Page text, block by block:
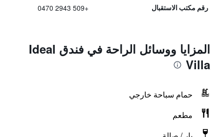
رقم مكتب الاستقبال +509 2943 0470
المزايا ووسائل الراحة في فندق Ideal
Villa
حمام سباحة خارجي
مطعم